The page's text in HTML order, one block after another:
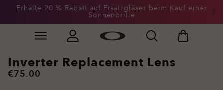
Skip to
Erhalte 20 % Rabatt auf Ersatzgläser beim Kauf einer
Sonnenbrille
Slide 3 of 3. Erhalte 20 % Rabatt auf Ersatzgläser
Inverter Replacement Lens
€75.00